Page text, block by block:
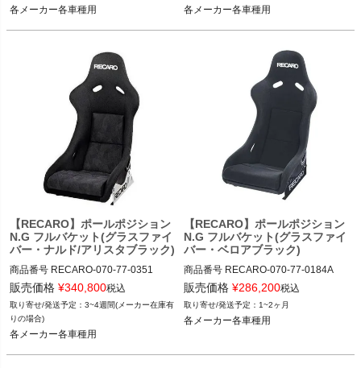
各メーカー各車種用 各メーカー各車種用
【RECARO】ポールポジション
N.G フルバケット(グラスファイ
バー・ナルド/アリスタブラック)
商品番号 RECARO-070-77-0351
RECARO-070_77_0351
12TGW"RECARO-070.77.0351"
販売価格 ¥340,800税込
3~4週間(メーカー在庫有
りの場合)
各メーカー各車種用
【RECARO】ポールポジション
N.G フルバケット(グラスファイ
バー・ベロアブラック)
商品番号 RECARO-070-77-0184A
RECARO-070_77_0184A
12TGW"RECARO-070.77.0184A"
販売価格 ¥286,200税込
1~2ヶ月
各メーカー各車種用